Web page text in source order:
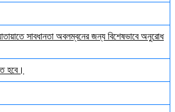
সাবধানতা অবলম্বনের জন্য বিশেষভাবে অনুরোধ
হবে।